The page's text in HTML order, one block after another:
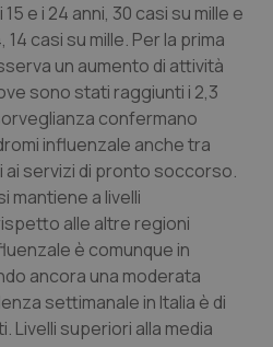
e i 24 anni, 30 casi su mille e
casi su mille. Per la prima
un aumento di attività
sono stati raggiunti i 2,3
confermano
influenzale anche tra
servizi di pronto soccorso.
mantiene a livelli
alle altre regioni
è comunque in
ancora una moderata
settimanale in Italia è di
Livelli superiori alla media